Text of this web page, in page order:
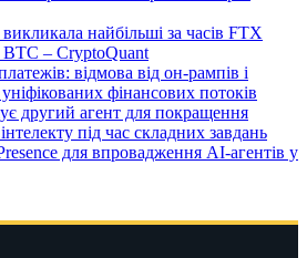
найбільші за часів FTX
– CryptoQuant
відмова від он-рампів і
фінансових потоків
другий агент для покращення
під час складних завдань
для впровадження AI-агентів у